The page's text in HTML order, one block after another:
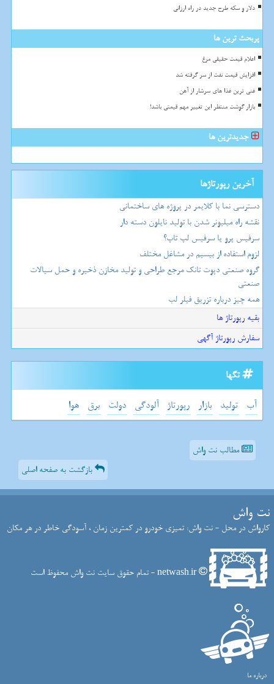
دلار و سکه طرح جدید در راه ارزانی
پربحث ترین ها
اعلام قیمت حقیقی مرغ
افزایش قیمت نفت از سر گرفته شد
غنی ترین غذا های سرشار از آهن
بازار گوشت منتظر این تغییر مهم قیمتی باشد!
جدیدترین ها
آخرین رپورتاژها
دسترسی نما با کلایمر در پروژه های ساختمانی
نقشه راه میلیونر شدن با تولید نایلون دسته دار
سرفیس پرو یا سرفیس لپ تاپ؟
لزوم استفاده از بیسیم در مشاغل مختلف
گروه صنعتی دپوت تانک مرجع طراحی و تولید مخازن ذخیره و حمل سیالات
صنعتی
همه چیز درباره تزریق فیلر لب
بقیه رپورتاژ ها
سفارش رپورتاژ آگهی
تگها
آب تولید بازار رپورتاژ آلودگی دولت برق هوا
مطالب نت واش
بازگشت به صفحه اصلی
نت واش
کارواش در محل - نت واش: تمیزی خودرو در کمترین زمان ، آسودگی خاطر در هر مکان
netwash.ir - تمام حقوق سایت نت واش محفوظ است
درباره ما